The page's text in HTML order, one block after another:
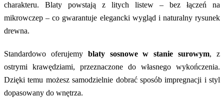
charakteru. Blaty powstają z litych listew – bez łączeń na
mikrowczep – co gwarantuje elegancki wygląd i naturalny rysunek
drewna.
Standardowo oferujemy blaty sosnowe w stanie surowym, z
ostrymi krawędziami, przeznaczone do własnego wykończenia.
Dzięki temu możesz samodzielnie dobrać sposób impregnacji i styl
dopasowany do wnętrza.